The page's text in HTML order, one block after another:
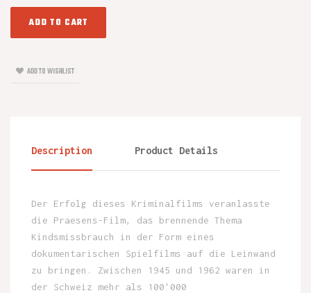
ADD TO CART
ADD TO WISHLIST
Description Product Details
Der Erfolg dieses Kriminalfilms veranlasste
die Praesens-Film, das brennende Thema
Kindsmissbrauch in der Form eines
dokumentarischen Spielfilms auf die Leinwand
zu bringen. Zwischen 1945 und 1962 waren in
der Schweiz mehr als 100'000